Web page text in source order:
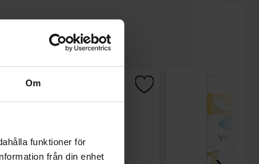
Om
funktioner för
från din enhet